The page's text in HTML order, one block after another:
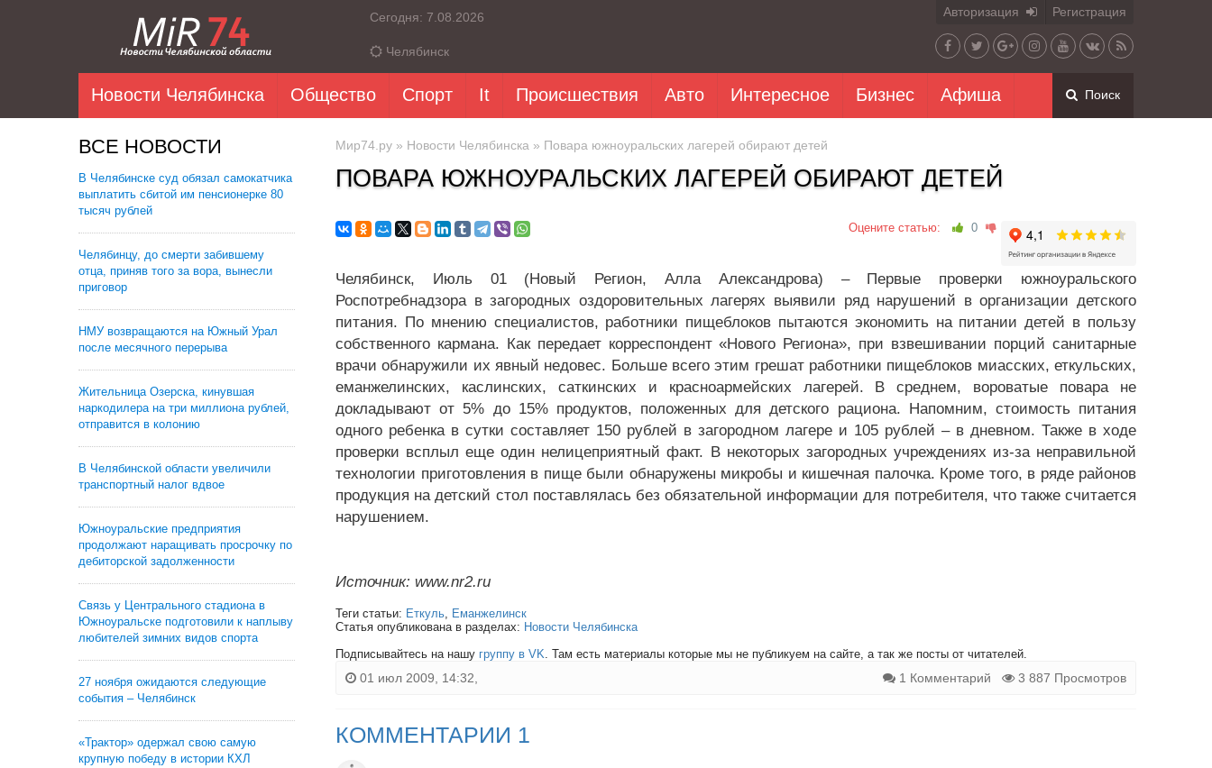
Сегодня: 7.08.2026
Челябинск
Авторизация Регистрация
Новости Челябинска Общество Спорт It Происшествия Авто Интересное Бизнес Афиша Поиск
ВСЕ НОВОСТИ
В Челябинске суд обязал самокатчика
выплатить сбитой им пенсионерке 80
тысяч рублей
Челябинцу, до смерти забившему
отца, приняв того за вора, вынесли
приговор
НМУ возвращаются на Южный Урал
после месячного перерыва
Жительница Озерска, кинувшая
наркодилера на три миллиона рублей,
отправится в колонию
В Челябинской области увеличили
транспортный налог вдвое
Южноуральские предприятия
продолжают наращивать просрочку по
дебиторской задолженности
Связь у Центрального стадиона в
Южноуральске подготовили к наплыву
любителей зимних видов спорта
27 ноября ожидаются следующие
события – Челябинск
«Трактор» одержал свою самую
крупную победу в истории КХЛ
Мир74.ру » Новости Челябинска » Повара южноуральских лагерей обирают детей
ПОВАРА ЮЖНОУРАЛЬСКИХ ЛАГЕРЕЙ ОБИРАЮТ ДЕТЕЙ
Оцените статью: 0
Челябинск, Июль 01 (Новый Регион, Алла Александрова) – Первые проверки южноуральского
Роспотребнадзора в загородных оздоровительных лагерях выявили ряд нарушений в организации детского
питания. По мнению специалистов, работники пищеблоков пытаются экономить на питании детей в пользу
собственного кармана. Как передает корреспондент «Нового Региона», при взвешивании порций санитарные
врачи обнаружили их явный недовес. Больше всего этим грешат работники пищеблоков миасских, еткульских,
еманжелинских, каслинских, саткинских и красноармейских лагерей. В среднем, вороватые повара не
докладывают от 5% до 15% продуктов, положенных для детского рациона. Напомним, стоимость питания
одного ребенка в сутки составляет 150 рублей в загородном лагере и 105 рублей – в дневном. Также в ходе
проверки всплыл еще один нелицеприятный факт. В некоторых загородных учреждениях из-за неправильной
технологии приготовления в пище были обнаружены микробы и кишечная палочка. Кроме того, в ряде районов
продукция на детский стол поставлялась без обязательной информации для потребителя, что также считается
нарушением.
Источник: www.nr2.ru
Теги статьи: Еткуль, Еманжелинск
Статья опубликована в разделах: Новости Челябинска
Подписывайтесь на нашу группу в VK. Там есть материалы которые мы не публикуем на сайте, а так же посты от читателей.
01 июл 2009, 14:32, 1 Комментарий 3 887 Просмотров
КОММЕНТАРИИ 1